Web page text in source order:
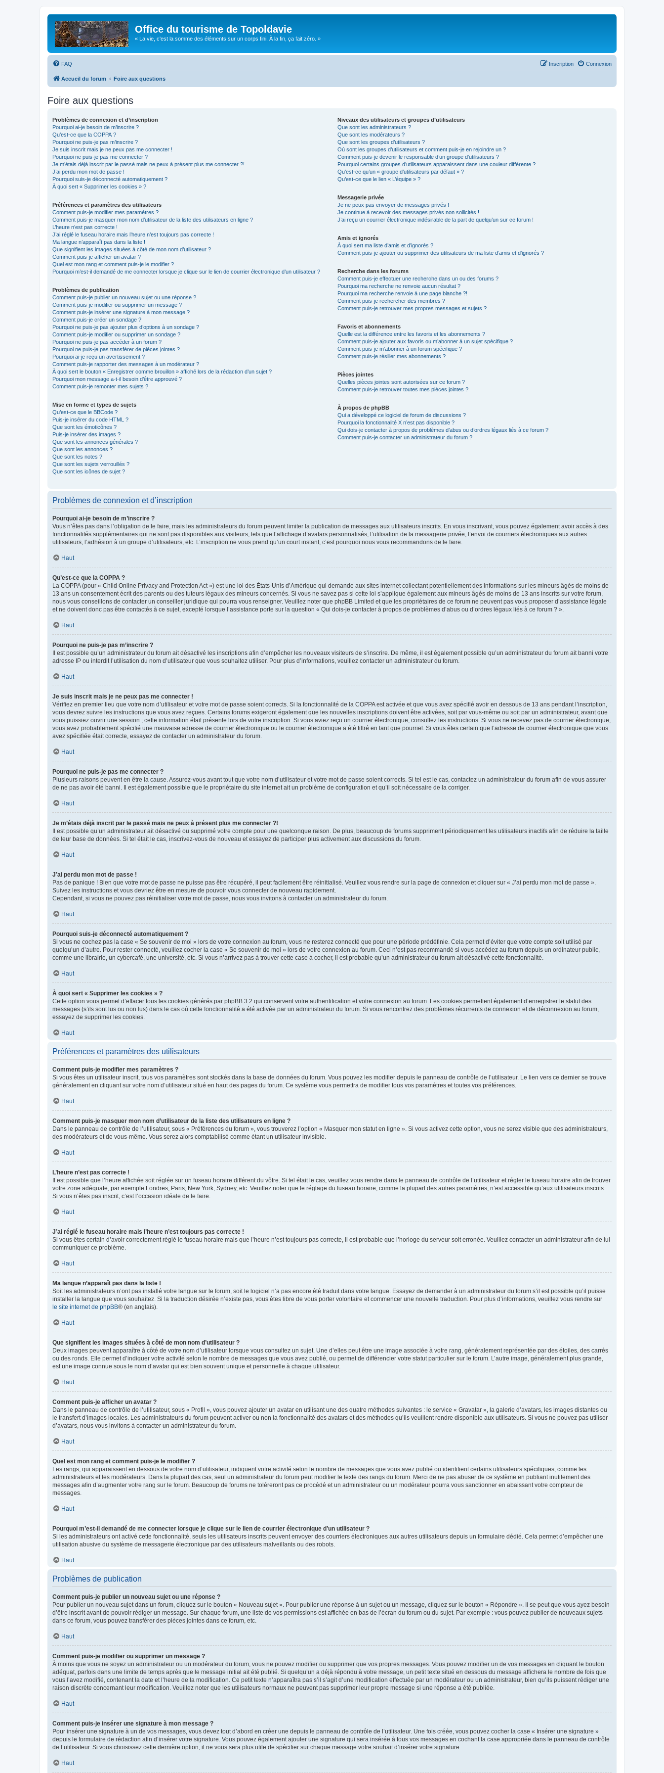
Office du tourisme de Topoldavie
« La vie, c'est la somme des éléments sur un corps fini. À la fin, ça fait zéro. »
FAQ Connexion
Inscription
Accueil du forum Foire aux questions
Foire aux questions
Problèmes de connexion et d’inscription
Pourquoi ai-je besoin de m’inscrire ?
Qu’est-ce que la COPPA ?
Pourquoi ne puis-je pas m’inscrire ?
Je suis inscrit mais je ne peux pas me connecter !
Pourquoi ne puis-je pas me connecter ?
Je m’étais déjà inscrit par le passé mais ne peux à présent plus me connecter ?!
J’ai perdu mon mot de passe !
Pourquoi suis-je déconnecté automatiquement ?
À quoi sert « Supprimer les cookies » ?
Préférences et paramètres des utilisateurs
Comment puis-je modifier mes paramètres ?
Comment puis-je masquer mon nom d’utilisateur de la liste des utilisateurs en ligne ?
L’heure n’est pas correcte !
J’ai réglé le fuseau horaire mais l’heure n’est toujours pas correcte !
Ma langue n’apparaît pas dans la liste !
Que signifient les images situées à côté de mon nom d’utilisateur ?
Comment puis-je afficher un avatar ?
Quel est mon rang et comment puis-je le modifier ?
Pourquoi m’est-il demandé de me connecter lorsque je clique sur le lien de courrier électronique d’un utilisateur ?
Problèmes de publication
Comment puis-je publier un nouveau sujet ou une réponse ?
Comment puis-je modifier ou supprimer un message ?
Comment puis-je insérer une signature à mon message ?
Comment puis-je créer un sondage ?
Pourquoi ne puis-je pas ajouter plus d’options à un sondage ?
Comment puis-je modifier ou supprimer un sondage ?
Pourquoi ne puis-je pas accéder à un forum ?
Pourquoi ne puis-je pas transférer de pièces jointes ?
Pourquoi ai-je reçu un avertissement ?
Comment puis-je rapporter des messages à un modérateur ?
À quoi sert le bouton « Enregistrer comme brouillon » affiché lors de la rédaction d’un sujet ?
Pourquoi mon message a-t-il besoin d’être approuvé ?
Comment puis-je remonter mes sujets ?
Mise en forme et types de sujets
Qu’est-ce que le BBCode ?
Puis-je insérer du code HTML ?
Que sont les émoticônes ?
Puis-je insérer des images ?
Que sont les annonces générales ?
Que sont les annonces ?
Que sont les notes ?
Que sont les sujets verrouillés ?
Que sont les icônes de sujet ?
Niveaux des utilisateurs et groupes d’utilisateurs
Que sont les administrateurs ?
Que sont les modérateurs ?
Que sont les groupes d’utilisateurs ?
Où sont les groupes d’utilisateurs et comment puis-je en rejoindre un ?
Comment puis-je devenir le responsable d’un groupe d’utilisateurs ?
Pourquoi certains groupes d’utilisateurs apparaissent dans une couleur différente ?
Qu’est-ce qu’un « groupe d’utilisateurs par défaut » ?
Qu’est-ce que le lien « L’équipe » ?
Messagerie privée
Je ne peux pas envoyer de messages privés !
Je continue à recevoir des messages privés non sollicités !
J’ai reçu un courrier électronique indésirable de la part de quelqu’un sur ce forum !
Amis et ignorés
À quoi sert ma liste d’amis et d’ignorés ?
Comment puis-je ajouter ou supprimer des utilisateurs de ma liste d’amis et d’ignorés ?
Recherche dans les forums
Comment puis-je effectuer une recherche dans un ou des forums ?
Pourquoi ma recherche ne renvoie aucun résultat ?
Pourquoi ma recherche renvoie à une page blanche ?!
Comment puis-je rechercher des membres ?
Comment puis-je retrouver mes propres messages et sujets ?
Favoris et abonnements
Quelle est la différence entre les favoris et les abonnements ?
Comment puis-je ajouter aux favoris ou m’abonner à un sujet spécifique ?
Comment puis-je m’abonner à un forum spécifique ?
Comment puis-je résilier mes abonnements ?
Pièces jointes
Quelles pièces jointes sont autorisées sur ce forum ?
Comment puis-je retrouver toutes mes pièces jointes ?
À propos de phpBB
Qui a développé ce logiciel de forum de discussions ?
Pourquoi la fonctionnalité X n’est pas disponible ?
Qui dois-je contacter à propos de problèmes d’abus ou d’ordres légaux liés à ce forum ?
Comment puis-je contacter un administrateur du forum ?
Problèmes de connexion et d’inscription
Pourquoi ai-je besoin de m’inscrire ?
Vous n’êtes pas dans l’obligation de le faire, mais les administrateurs du forum peuvent limiter la publication de messages aux utilisateurs inscrits. En vous inscrivant, vous pouvez également avoir accès à des
fonctionnalités supplémentaires qui ne sont pas disponibles aux visiteurs, tels que l’affichage d’avatars personnalisés, l’utilisation de la messagerie privée, l’envoi de courriers électroniques aux autres
utilisateurs, l’adhésion à un groupe d’utilisateurs, etc. L’inscription ne vous prend qu’un court instant, c’est pourquoi nous vous recommandons de le faire.
Haut
Qu’est-ce que la COPPA ?
La COPPA (pour « Child Online Privacy and Protection Act ») est une loi des États-Unis d’Amérique qui demande aux sites internet collectant potentiellement des informations sur les mineurs âgés de moins de
13 ans un consentement écrit des parents ou des tuteurs légaux des mineurs concernés. Si vous ne savez pas si cette loi s’applique également aux mineurs âgés de moins de 13 ans inscrits sur votre forum,
nous vous conseillons de contacter un conseiller juridique qui pourra vous renseigner. Veuillez noter que phpBB Limited et que les propriétaires de ce forum ne peuvent pas vous proposer d’assistance légale
et ne doivent donc pas être contactés à ce sujet, excepté lorsque l’assistance porte sur la question « Qui dois-je contacter à propos de problèmes d’abus ou d’ordres légaux liés à ce forum ? ».
Haut
Pourquoi ne puis-je pas m’inscrire ?
Il est possible qu’un administrateur du forum ait désactivé les inscriptions afin d’empêcher les nouveaux visiteurs de s’inscrire. De même, il est également possible qu’un administrateur du forum ait banni votre
adresse IP ou interdit l’utilisation du nom d’utilisateur que vous souhaitez utiliser. Pour plus d’informations, veuillez contacter un administrateur du forum.
Haut
Je suis inscrit mais je ne peux pas me connecter !
Vérifiez en premier lieu que votre nom d’utilisateur et votre mot de passe soient corrects. Si la fonctionnalité de la COPPA est activée et que vous avez spécifié avoir en dessous de 13 ans pendant l’inscription,
vous devrez suivre les instructions que vous avez reçues. Certains forums exigeront également que les nouvelles inscriptions doivent être activées, soit par vous-même ou soit par un administrateur, avant que
vous puissiez ouvrir une session ; cette information était présente lors de votre inscription. Si vous aviez reçu un courrier électronique, consultez les instructions. Si vous ne recevez pas de courrier électronique,
vous avez probablement spécifié une mauvaise adresse de courrier électronique ou le courrier électronique a été filtré en tant que pourriel. Si vous êtes certain que l’adresse de courrier électronique que vous
avez spécifiée était correcte, essayez de contacter un administrateur du forum.
Haut
Pourquoi ne puis-je pas me connecter ?
Plusieurs raisons peuvent en être la cause. Assurez-vous avant tout que votre nom d’utilisateur et votre mot de passe soient corrects. Si tel est le cas, contactez un administrateur du forum afin de vous assurer
de ne pas avoir été banni. Il est également possible que le propriétaire du site internet ait un problème de configuration et qu’il soit nécessaire de la corriger.
Haut
Je m’étais déjà inscrit par le passé mais ne peux à présent plus me connecter ?!
Il est possible qu’un administrateur ait désactivé ou supprimé votre compte pour une quelconque raison. De plus, beaucoup de forums suppriment périodiquement les utilisateurs inactifs afin de réduire la taille
de leur base de données. Si tel était le cas, inscrivez-vous de nouveau et essayez de participer plus activement aux discussions du forum.
Haut
J’ai perdu mon mot de passe !
Pas de panique ! Bien que votre mot de passe ne puisse pas être récupéré, il peut facilement être réinitialisé. Veuillez vous rendre sur la page de connexion et cliquer sur « J’ai perdu mon mot de passe ».
Suivez les instructions et vous devriez être en mesure de pouvoir vous connecter de nouveau rapidement.
Cependant, si vous ne pouvez pas réinitialiser votre mot de passe, nous vous invitons à contacter un administrateur du forum.
Haut
Pourquoi suis-je déconnecté automatiquement ?
Si vous ne cochez pas la case « Se souvenir de moi » lors de votre connexion au forum, vous ne resterez connecté que pour une période prédéfinie. Cela permet d’éviter que votre compte soit utilisé par
quelqu’un d’autre. Pour rester connecté, veuillez cocher la case « Se souvenir de moi » lors de votre connexion au forum. Ceci n’est pas recommandé si vous accédez au forum depuis un ordinateur public,
comme une librairie, un cybercafé, une université, etc. Si vous n’arrivez pas à trouver cette case à cocher, il est probable qu’un administrateur du forum ait désactivé cette fonctionnalité.
Haut
À quoi sert « Supprimer les cookies » ?
Cette option vous permet d’effacer tous les cookies générés par phpBB 3.2 qui conservent votre authentification et votre connexion au forum. Les cookies permettent également d’enregistrer le statut des
messages (s’ils sont lus ou non lus) dans le cas où cette fonctionnalité a été activée par un administrateur du forum. Si vous rencontrez des problèmes récurrents de connexion et de déconnexion au forum,
essayez de supprimer les cookies.
Haut
Préférences et paramètres des utilisateurs
Comment puis-je modifier mes paramètres ?
Si vous êtes un utilisateur inscrit, tous vos paramètres sont stockés dans la base de données du forum. Vous pouvez les modifier depuis le panneau de contrôle de l’utilisateur. Le lien vers ce dernier se trouve
généralement en cliquant sur votre nom d’utilisateur situé en haut des pages du forum. Ce système vous permettra de modifier tous vos paramètres et toutes vos préférences.
Haut
Comment puis-je masquer mon nom d’utilisateur de la liste des utilisateurs en ligne ?
Dans le panneau de contrôle de l’utilisateur, sous « Préférences du forum », vous trouverez l’option « Masquer mon statut en ligne ». Si vous activez cette option, vous ne serez visible que des administrateurs,
des modérateurs et de vous-même. Vous serez alors comptabilisé comme étant un utilisateur invisible.
Haut
L’heure n’est pas correcte !
Il est possible que l’heure affichée soit réglée sur un fuseau horaire différent du vôtre. Si tel était le cas, veuillez vous rendre dans le panneau de contrôle de l’utilisateur et régler le fuseau horaire afin de trouver
votre zone adéquate, par exemple Londres, Paris, New York, Sydney, etc. Veuillez noter que le réglage du fuseau horaire, comme la plupart des autres paramètres, n’est accessible qu’aux utilisateurs inscrits.
Si vous n’êtes pas inscrit, c’est l’occasion idéale de le faire.
Haut
J’ai réglé le fuseau horaire mais l’heure n’est toujours pas correcte !
Si vous êtes certain d’avoir correctement réglé le fuseau horaire mais que l’heure n’est toujours pas correcte, il est probable que l’horloge du serveur soit erronée. Veuillez contacter un administrateur afin de lui
communiquer ce problème.
Haut
Ma langue n’apparaît pas dans la liste !
Soit les administrateurs n’ont pas installé votre langue sur le forum, soit le logiciel n’a pas encore été traduit dans votre langue. Essayez de demander à un administrateur du forum s’il est possible qu’il puisse
installer la langue que vous souhaitez. Si la traduction désirée n’existe pas, vous êtes libre de vous porter volontaire et commencer une nouvelle traduction. Pour plus d’informations, veuillez vous rendre sur
le site internet de phpBB® (en anglais).
Haut
Que signifient les images situées à côté de mon nom d’utilisateur ?
Deux images peuvent apparaître à côté de votre nom d’utilisateur lorsque vous consultez un sujet. Une d’elles peut être une image associée à votre rang, généralement représentée par des étoiles, des carrés
ou des ronds. Elle permet d’indiquer votre activité selon le nombre de messages que vous avez publié, ou permet de différencier votre statut particulier sur le forum. L’autre image, généralement plus grande,
est une image connue sous le nom d’avatar qui est bien souvent unique et personnelle à chaque utilisateur.
Haut
Comment puis-je afficher un avatar ?
Dans le panneau de contrôle de l’utilisateur, sous « Profil », vous pouvez ajouter un avatar en utilisant une des quatre méthodes suivantes : le service « Gravatar », la galerie d’avatars, les images distantes ou
le transfert d’images locales. Les administrateurs du forum peuvent activer ou non la fonctionnalité des avatars et des méthodes qu’ils veuillent rendre disponible aux utilisateurs. Si vous ne pouvez pas utiliser
d’avatars, nous vous invitons à contacter un administrateur du forum.
Haut
Quel est mon rang et comment puis-je le modifier ?
Les rangs, qui apparaissent en dessous de votre nom d’utilisateur, indiquent votre activité selon le nombre de messages que vous avez publié ou identifient certains utilisateurs spécifiques, comme les
administrateurs et les modérateurs. Dans la plupart des cas, seul un administrateur du forum peut modifier le texte des rangs du forum. Merci de ne pas abuser de ce système en publiant inutilement des
messages afin d’augmenter votre rang sur le forum. Beaucoup de forums ne toléreront pas ce procédé et un administrateur ou un modérateur pourra vous sanctionner en abaissant votre compteur de
messages.
Haut
Pourquoi m’est-il demandé de me connecter lorsque je clique sur le lien de courrier électronique d’un utilisateur ?
Si les administrateurs ont activé cette fonctionnalité, seuls les utilisateurs inscrits peuvent envoyer des courriers électroniques aux autres utilisateurs depuis un formulaire dédié. Cela permet d’empêcher une
utilisation abusive du système de messagerie électronique par des utilisateurs malveillants ou des robots.
Haut
Problèmes de publication
Comment puis-je publier un nouveau sujet ou une réponse ?
Pour publier un nouveau sujet dans un forum, cliquez sur le bouton « Nouveau sujet ». Pour publier une réponse à un sujet ou un message, cliquez sur le bouton « Répondre ». Il se peut que vous ayez besoin
d’être inscrit avant de pouvoir rédiger un message. Sur chaque forum, une liste de vos permissions est affichée en bas de l’écran du forum ou du sujet. Par exemple : vous pouvez publier de nouveaux sujets
dans ce forum, vous pouvez transférer des pièces jointes dans ce forum, etc.
Haut
Comment puis-je modifier ou supprimer un message ?
À moins que vous ne soyez un administrateur ou un modérateur du forum, vous ne pouvez modifier ou supprimer que vos propres messages. Vous pouvez modifier un de vos messages en cliquant le bouton
adéquat, parfois dans une limite de temps après que le message initial ait été publié. Si quelqu’un a déjà répondu à votre message, un petit texte situé en dessous du message affichera le nombre de fois que
vous l’avez modifié, contenant la date et l’heure de la modification. Ce petit texte n’apparaîtra pas s’il s’agit d’une modification effectuée par un modérateur ou un administrateur, bien qu’ils puissent rédiger une
raison discrète concernant leur modification. Veuillez noter que les utilisateurs normaux ne peuvent pas supprimer leur propre message si une réponse a été publiée.
Haut
Comment puis-je insérer une signature à mon message ?
Pour insérer une signature à un de vos messages, vous devez tout d’abord en créer une depuis le panneau de contrôle de l’utilisateur. Une fois créée, vous pouvez cocher la case « Insérer une signature »
depuis le formulaire de rédaction afin d’insérer votre signature. Vous pouvez également ajouter une signature qui sera insérée à tous vos messages en cochant la case appropriée dans le panneau de contrôle
de l’utilisateur. Si vous choisissez cette dernière option, il ne vous sera plus utile de spécifier sur chaque message votre souhait d’insérer votre signature.
Haut